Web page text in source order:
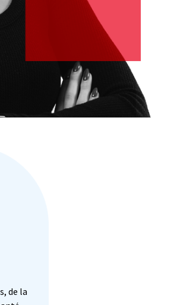
de la